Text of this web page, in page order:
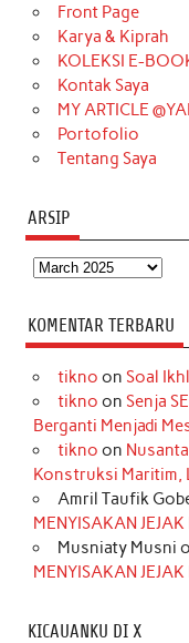
o
k
r
a
m
Front Page
Karya & Kiprah
KOLEKSI E-
Kontak Saya
MY ARTICLE
Portofolio
Tentang Saya
ARSIP
Arsip
KOMENTAR TERBARU
tikno on Soal
tikno on Senja
Berganti Menjadi
tikno on
Konstruksi Maritim,
Amril Taufik
MENYISAKAN
Musniaty Musni
MENYISAKAN
KICAUANKU DI X